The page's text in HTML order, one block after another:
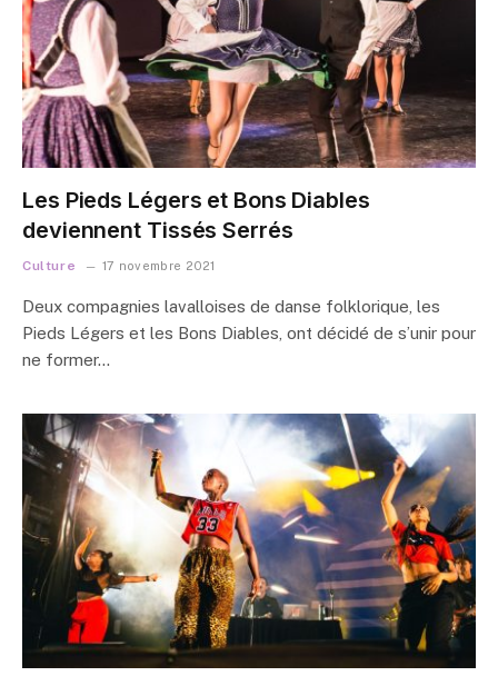
Les Pieds Légers et Bons Diables
deviennent Tissés Serrés
Culture 17 novembre 2021
Deux compagnies lavalloises de danse folklorique, les
Pieds Légers et les Bons Diables, ont décidé de s’unir pour
ne former…